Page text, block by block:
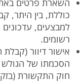
השארת פרטים
כוללת, בין היתר,
למבצעים,
רשומים.
אישור דיוור
הסכמתו של